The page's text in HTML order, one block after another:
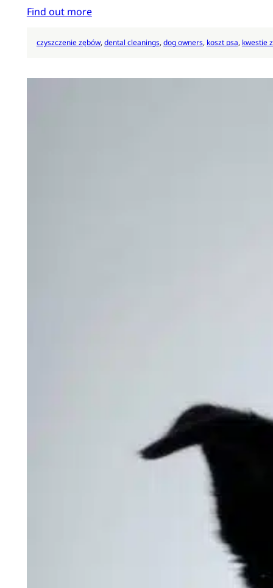
Find out more
czyszczenie zębów, dental cleanings, dog owners, koszt psa, kwestie